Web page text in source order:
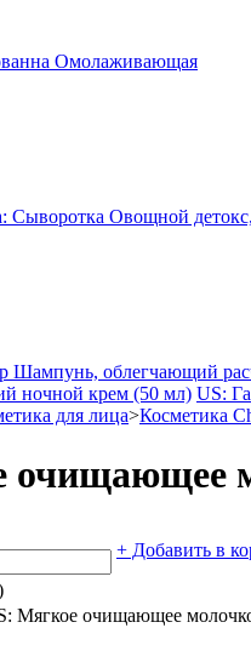
Омолаживающая
Сыворотка Овощной
Шампунь, облегчающий
US:
для лица>Косметика
очищающее
+ Добавить в
Мягкое очищающее